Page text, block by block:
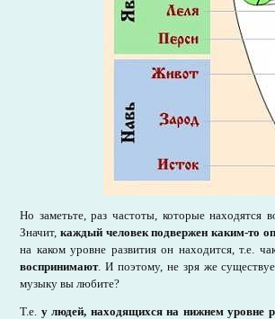
Но заметьте, раз частоты, которые находятся
Значит, каждый человек подвержен каким-то
на каком уровне развития он находится, т.е.
воспринимают. И поэтому, не зря же
музыку вы любите?
Т.е. у людей, находящихся на нижнем уровне